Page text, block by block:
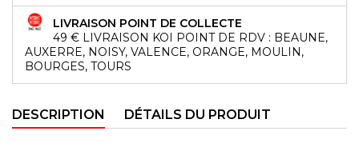
LIVRAISON POINT DE COLLECTE
49 € LIVRAISON KOI POINT DE RDV : BEAUNE,
AUXERRE, NOISY, VALENCE, ORANGE, MOULIN,
BOURGES, TOURS
DESCRIPTION DÉTAILS DU PRODUIT